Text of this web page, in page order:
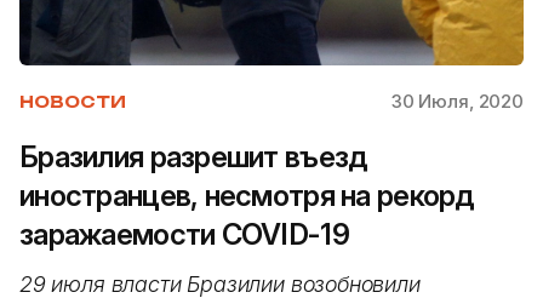
НОВОСТИ 30 Июля, 2020
Бразилия разрешит въезд
иностранцев, несмотря на рекорд
заражаемости COVID-19
29 июля власти Бразилии возобновили